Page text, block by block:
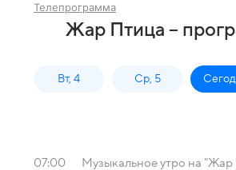
Телепрограмма
Жар Птица –
Вт, 4 Ср, 5
07:00
Музыкальное утро на "Жар